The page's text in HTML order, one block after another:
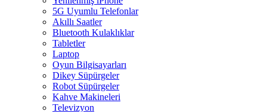
5G Uyumlu Telefonlar
Akıllı Saatler
Bluetooth Kulaklıklar
Tabletler
Laptop
Oyun Bilgisayarları
Dikey Süpürgeler
Robot Süpürgeler
Kahve Makineleri
Televizyon